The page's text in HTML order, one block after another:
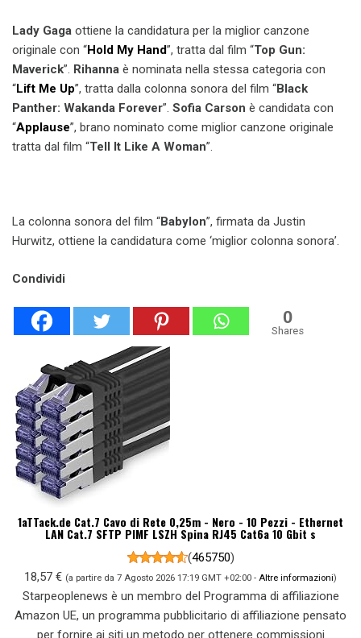
Lady Gaga ottiene la candidatura per la miglior canzone
originale con “Hold My Hand”, tratta dal film “Top Gun:
Maverick”. Rihanna è nominata nella stessa categoria con
“Lift Me Up”, tratta dalla colonna sonora del film “Black
Panther: Wakanda Forever”. Sofia Carson è candidata con
“Applause”, brano nominato come miglior canzone originale
tratta dal film “Tell It Like A Woman”.
La colonna sonora del film “Babylon”, firmata da Justin
Hurwitz, ottiene la candidatura come ‘miglior colonna sonora’.
Condividi
0
Shares
1aTTack.de Cat.7 Cavo di Rete 0,25m - Nero - 10 Pezzi - Ethernet
LAN Cat.7 SFTP PIMF LSZH Spina RJ45 Cat6a 10 Gbit s
(465750)
18,57 € (a partire da 7 Agosto 2026 17:19 GMT +02:00 - Altre informazioni)
Starpeoplenews è un membro del Programma di affiliazione
Amazon UE, un programma pubblicitario di affiliazione pensato
per fornire ai siti un metodo per ottenere commissioni